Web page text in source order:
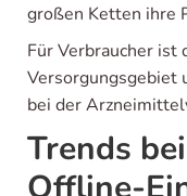
großen Ketten ihre
Für Verbraucher ist
Versorgungsgebiet
bei der
Trends